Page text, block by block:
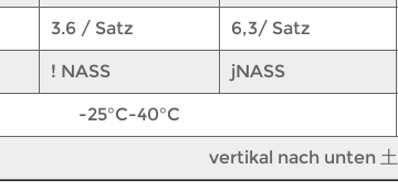
3.6 / Satz 6,3/ Satz
! NASS jNASS
-25°C-40°C
vertikal nach unten 土